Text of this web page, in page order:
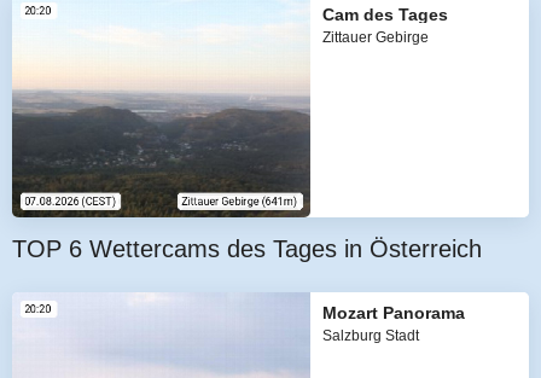
Cam des Tages
Zittauer Gebirge
TOP 6 Wettercams des Tages in Österreich
Mozart Panorama
Salzburg Stadt